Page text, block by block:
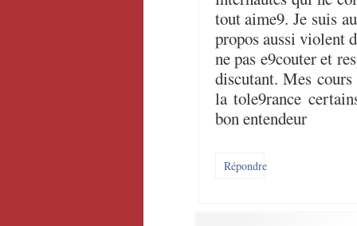
tout aime9. Je suis
propos aussi violent
ne pas e9couter et
discutant. Mes
la tole9rance
bon entendeur
Répondre